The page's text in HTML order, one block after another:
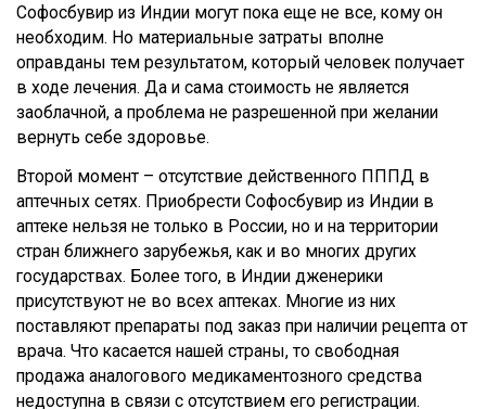
Софосбувир из Индии могут пока еще не все, кому он
необходим. Но материальные затраты вполне
оправданы тем результатом, который человек получает
в ходе лечения. Да и сама стоимость не является
заоблачной, а проблема не разрешенной при желании
вернуть себе здоровье.
Второй момент – отсутствие действенного ПППД в
аптечных сетях. Приобрести Софосбувир из Индии в
аптеке нельзя не только в России, но и на территории
стран ближнего зарубежья, как и во многих других
государствах. Более того, в Индии дженерики
присутствуют не во всех аптеках. Многие из них
поставляют препараты под заказ при наличии рецепта от
врача. Что касается нашей страны, то свободная
продажа аналогового медикаментозного средства
недоступна в связи с отсутствием его регистрации.